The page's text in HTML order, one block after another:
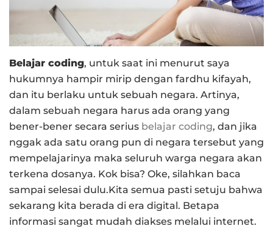
Belajar coding, untuk saat ini menurut saya
hukumnya hampir mirip dengan fardhu kifayah,
dan itu berlaku untuk sebuah negara. Artinya,
dalam sebuah negara harus ada orang yang
bener-bener secara serius belajar coding, dan jika
nggak ada satu orang pun di negara tersebut yang
mempelajarinya maka seluruh warga negara akan
terkena dosanya. Kok bisa? Oke, silahkan baca
sampai selesai dulu.Kita semua pasti setuju bahwa
sekarang kita berada di era digital. Betapa
informasi sangat mudah diakses melalui internet.